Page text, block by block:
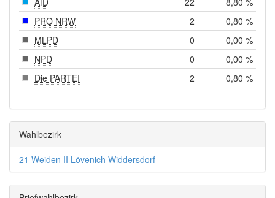
PRO NRW
2
0,80 %
MLPD
0
0,00 %
NPD
0
0,00 %
Die PARTEI
2 0,80 %
Wahlbezirk
21 Weiden II Lövenich Widdersdorf